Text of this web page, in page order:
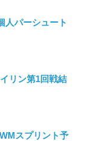
人パーシュート
リン第1回戦結
スプリント予